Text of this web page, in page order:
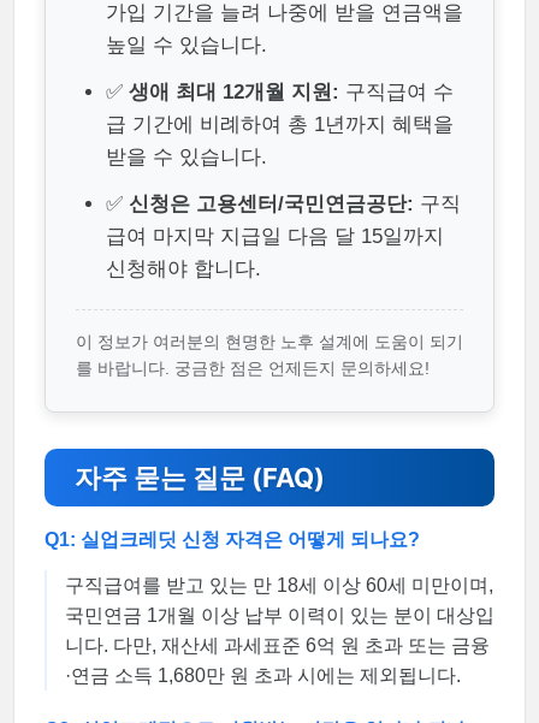
가입 기간을 늘려 나중에 받을 연금액을
높일 수 있습니다.
✅ 생애 최대 12개월 지원: 구직급여 수
급 기간에 비례하여 총 1년까지 혜택을
받을 수 있습니다.
✅ 신청은 고용센터/국민연금공단: 구직
급여 마지막 지급일 다음 달 15일까지
신청해야 합니다.
이 정보가 여러분의 현명한 노후 설계에 도움이 되기
를 바랍니다. 궁금한 점은 언제든지 문의하세요!
자주 묻는 질문 (FAQ)
Q1: 실업크레딧 신청 자격은 어떻게 되나요?
구직급여를 받고 있는 만 18세 이상 60세 미만이며,
국민연금 1개월 이상 납부 이력이 있는 분이 대상입
니다. 다만, 재산세 과세표준 6억 원 초과 또는 금융
·연금 소득 1,680만 원 초과 시에는 제외됩니다.